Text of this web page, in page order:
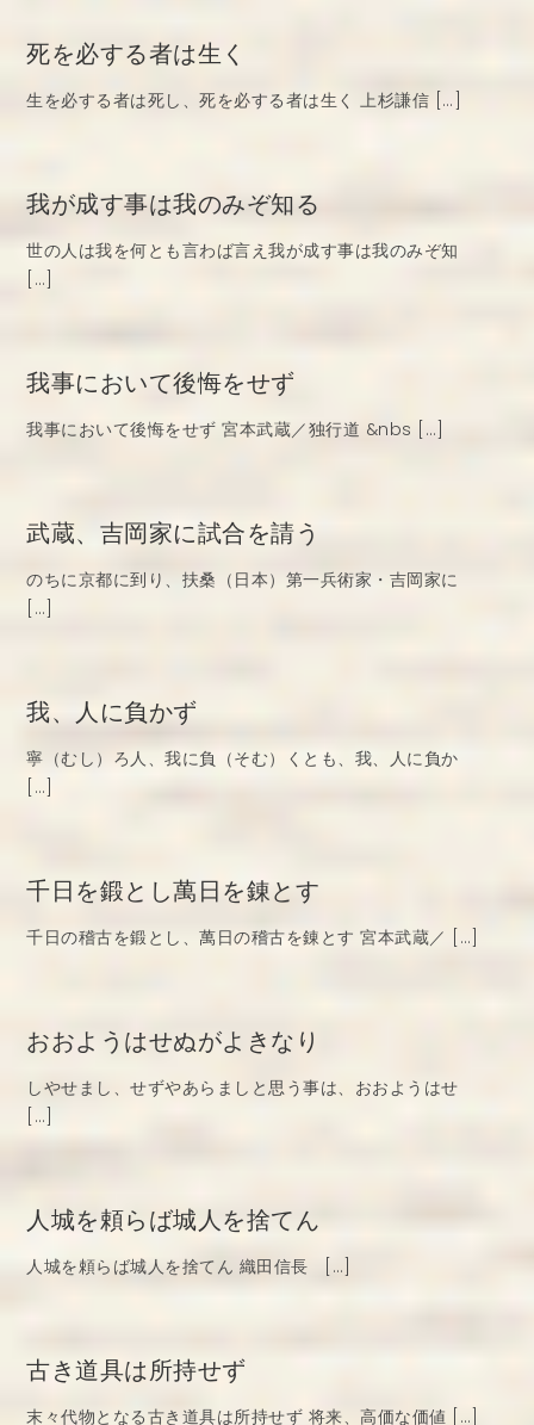
死を必する者は生く
生を必する者は死し、死を必する者は生く 上杉謙信 […]
我が成す事は我のみぞ知る
世の人は我を何とも言わば言え我が成す事は我のみぞ知
[…]
我事において後悔をせず
我事において後悔をせず 宮本武蔵／独行道 &nbs […]
武蔵、吉岡家に試合を請う
のちに京都に到り、扶桑（日本）第一兵術家・吉岡家に
[…]
我、人に負かず
寧（むし）ろ人、我に負（そむ）くとも、我、人に負か
[…]
千日を鍛とし萬日を錬とす
千日の稽古を鍛とし、萬日の稽古を錬とす 宮本武蔵／ […]
おおようはせぬがよきなり
しやせまし、せずやあらましと思う事は、おおようはせ
[…]
人城を頼らば城人を捨てん
人城を頼らば城人を捨てん 織田信長 […]
古き道具は所持せず
末々代物となる古き道具は所持せず 将来、高価な価値 […]